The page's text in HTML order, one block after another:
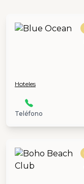
Hoteles
Teléfono